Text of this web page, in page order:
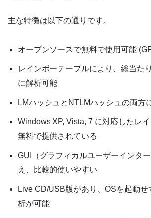
主な特徴は以下の通りです。
オープンソースで無料で使用可能
レインボーテーブルにより、総当た
に解析可能
LMハッシュとNTLMハッシュの両方
Windows XP, Vista, 7 に対応したレ
無料で提供されている
GUI（グラフィカルユーザーインタ
え、比較的使いやすい
Live CD/USB版があり、OSを起動
析が可能